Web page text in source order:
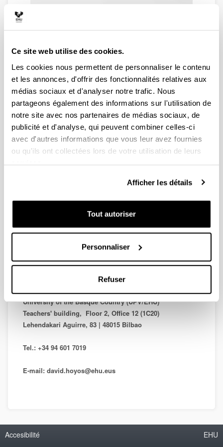
Ce site web utilise des cookies.
Les cookies nous permettent de personnaliser le contenu
et les annonces, d'offrir des fonctionnalités relatives aux
médias sociaux et d'analyser notre trafic. Nous
partageons également des informations sur l'utilisation de
notre site avec nos partenaires de médias sociaux, de
publicité et d'analyse, qui peuvent combiner celles-ci
avec d'autres informations que vous leur avez fournies
ou qu'ils ont collectées lors de votre utilisation de leurs
services.
Afficher les détails
Tout autoriser
Personnaliser
Refuser
DEPARTMENT OF QUANTITATIVE METHODS
University of the Basque Country (UPV/EHU)
Teachers' building, Floor 2, Office 12 (1C20)
Lehendakari Aguirre, 83 | 48015 Bilbao
Tel.: +34 94 601 7019
E-mail: david.hoyos@ehu.eus
Accesibilité EHU